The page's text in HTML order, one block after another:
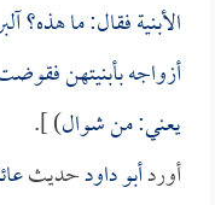
الأبنية فقال: ما هذه؟
أزواجه بأبنيتهن
يعني: من شوال) ].
أوردأبو داودحديث